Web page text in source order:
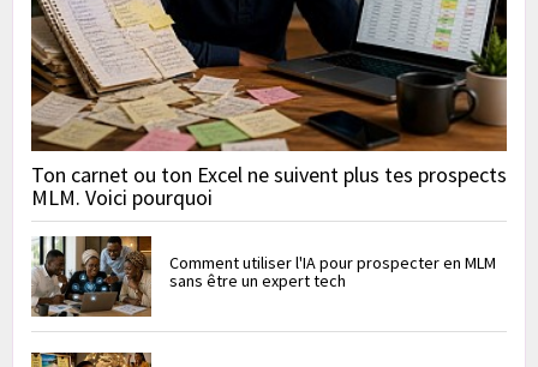
Ton carnet ou ton Excel ne suivent plus tes prospects
MLM. Voici pourquoi
Comment utiliser l'IA pour prospecter en MLM
sans être un expert tech